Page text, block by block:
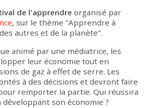
de l'apprendre organisé par
, sur le thème "Apprendre à
autres et de la planète".
animé par une médiatrice, les
leur économie tout en
de gaz à effet de serre. Les
à des décisions et devront faire
remporter la partie. Qui réussira
son économie ?